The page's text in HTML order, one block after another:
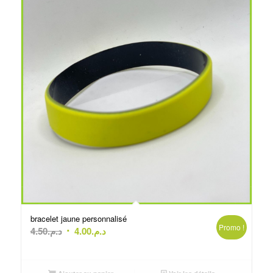
bracelet jaune personnalisé
د.م.4.50
Le
د.م.4.00
Le
Promo !